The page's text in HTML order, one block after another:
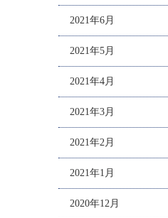
2021年6月
2021年5月
2021年4月
2021年3月
2021年2月
2021年1月
2020年12月